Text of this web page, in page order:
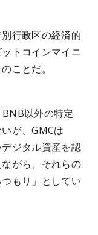
行政区の経済的
トコインマイニ
ことだ。
以外の特定
が、GMCは
ジタル資産を認
がら、それらの
もり」としてい